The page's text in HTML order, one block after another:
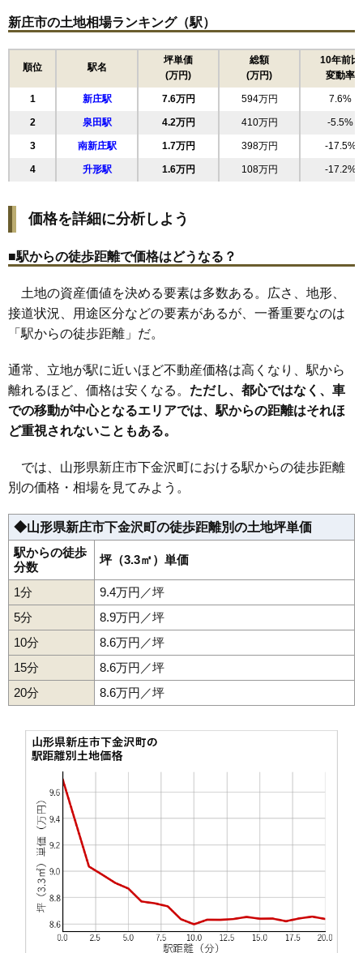
16 鉄砲町 7.2万円 606万円 4.1%
7.2万円 603万円 -0.9%
6.4万円 296万円 -6.0%
19 十日町 5.9万円 498万円 1.9%
20 五日町 5.7万円 427万円 -1.5%
21 中道町 5.6万円 452万円 -3.0%
22 北町 5.6万円 240万円 -2.7%
24 福田 4.6万円
26 角沢 1.9万円 376万円 -12.4%
27 泉田 1.7万円 277万円 -12.1%
28 升形 1.7万円 107万円 -11.0%
29 萩野
新庄市の土地相場ランキング（駅）
順位 駅名
坪単価
(万円)
総額
(万円)
10年前比
変動率
1 新庄駅 7.6万円 594万円 7.6%
2 泉田駅 4.2万円 410万円 -5.5%
3 南新庄駅 1.7万円 398万円 -17.5%
4 升形駅 1.6万円 108万円 -17.2%
価格を詳細に分析しよう
■駅からの徒歩距離で価格はどうなる？
土地の資産価値を決める要素は多数ある。広さ、地形、
接道状況、用途区分などの要素があるが、一番重要なのは
「駅からの徒歩距離」だ。
通常、立地が駅に近いほど不動産価格は高くなり、駅から
離れるほど、価格は安くなる。 ただし、都心ではなく、車
での移動が中心となるエリアでは、駅からの距離はそれほ
ど重視されないこともある。
では、山形県新庄市下金沢町における駅からの徒歩距離
別の価格・相場を見てみよう。
◆山形県新庄市下金沢町の徒歩距離別の土地坪単価
駅からの徒歩
分数
坪（3.3㎡）単価
1分
9.4万円／坪
5分
8.9万円／坪
10分
8.6万円／坪
15分
8.6万円／坪
20分
8.6万円／坪